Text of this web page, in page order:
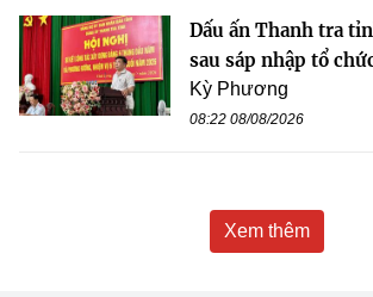
Dấu ấn Thanh tra
sau sáp nhập tổ
Kỳ Phương
08:22 08/08/2026
Xem thêm